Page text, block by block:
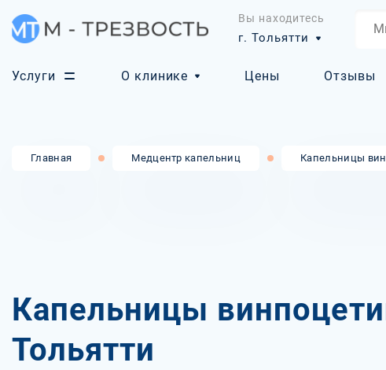
Вы находитесь
г. Тольятти
Услуги О клинике Цены Отзывы
Главная Медцентр капельниц Капельницы
Капельницы
Тольятти